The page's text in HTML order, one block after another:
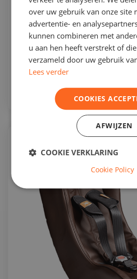
Peuterstoel voor fietskar met
extra steun.
in voorraad
over uw gebruik van onze site
advertentie- en
kunnen combineren met
u aan hen heeft verstrekt of
verzameld door uw gebruik
Lees verder
COOKIES
AFWIJZEN
COOKIE VERKLARING
Cookie Policy